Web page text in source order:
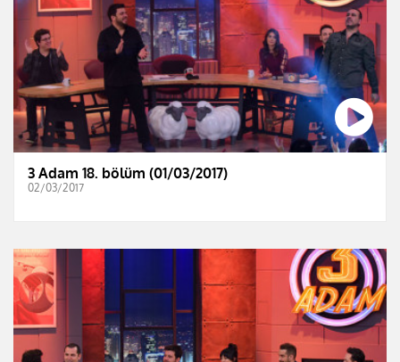
3 Adam 18. bölüm (01/03/2017)
02/03/2017